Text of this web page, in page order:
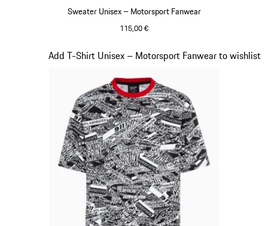
Sweater Unisex – Motorsport Fanwear
115,00 €
Add T-Shirt Unisex – Motorsport Fanwear to wishlist
Slide 17 von 20